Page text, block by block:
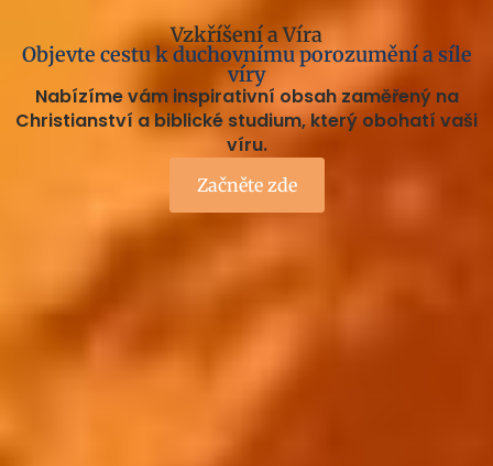
Vzkříšení a Víra
Objevte cestu k duchovnímu porozumění a síle
víry
Nabízíme vám inspirativní obsah zaměřený na
Christianství a biblické studium, který obohatí vaši
víru.
Začněte zde